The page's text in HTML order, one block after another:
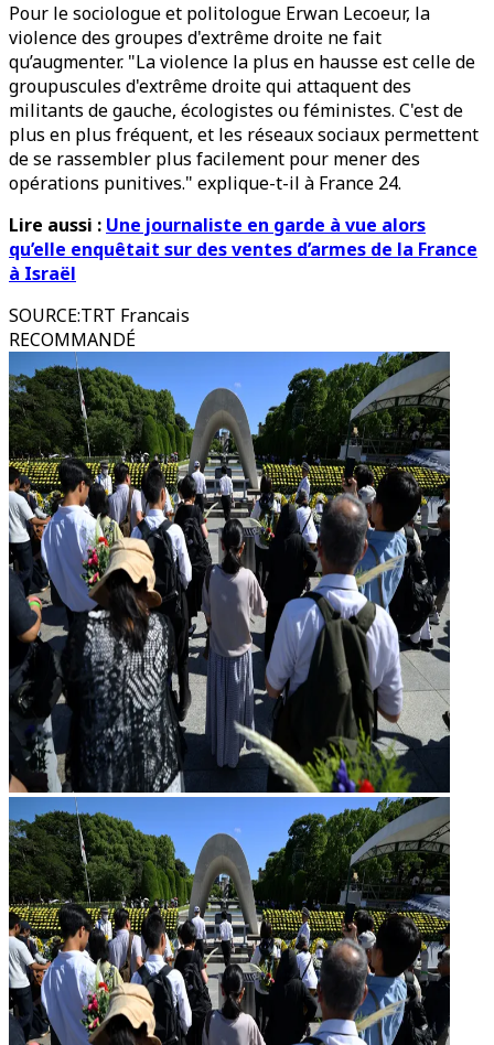
Pour le sociologue et politologue Erwan Lecoeur, la
violence des groupes d'extrême droite ne fait
qu’augmenter. "La violence la plus en hausse est celle de
groupuscules d'extrême droite qui attaquent des
militants de gauche, écologistes ou féministes. C'est de
plus en plus fréquent, et les réseaux sociaux permettent
de se rassembler plus facilement pour mener des
opérations punitives." explique-t-il à France 24.
Lire aussi : Une journaliste en garde à vue alors
qu’elle enquêtait sur des ventes d’armes de la France
à Israël
SOURCE:TRT Francais
RECOMMANDÉ